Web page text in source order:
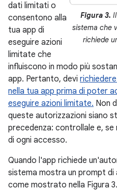
Figura 3.
sistema che
richiede
dati limitati o
consentono alla
tua app di
eseguire azioni
limitate che
influiscono in modo più
app. Pertanto, devi
nella tua app prima di poter
eseguire azioni limitate. Non
queste autorizzazioni siano
precedenza: controllale e, se
di ogni accesso.
Quando l'app richiede
sistema mostra un prompt di
come mostrato nella Figura 3.